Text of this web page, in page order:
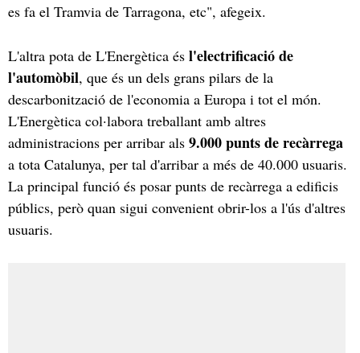
es fa el Tramvia de Tarragona, etc", afegeix.
L'altra pota de L'Energètica és l'electrificació de
l'automòbil, que és un dels grans pilars de la
descarbonització de l'economia a Europa i tot el món.
L'Energètica col·labora treballant amb altres
administracions per arribar als 9.000 punts de recàrrega
a tota Catalunya, per tal d'arribar a més de 40.000 usuaris.
La principal funció és posar punts de recàrrega a edificis
públics, però quan sigui convenient obrir-los a l'ús d'altres
usuaris.